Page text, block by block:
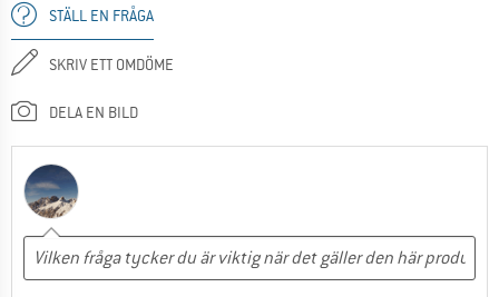
STÄLL EN FRÅGA
SKRIV ETT OMDÖME
DELA EN BILD